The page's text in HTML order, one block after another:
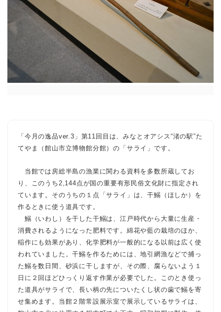
「今月の逸品ver.3」第11回目は、みなとオアシス“渚の駅”た
てやま（館山市立博物館分館）の「サライ」です。
当館では房総半島の漁業に関わる資料を多数所蔵してお
り、このうち2,144点が国の重要有形民俗文化財に指定され
ています。そのうちの１点「サライ」は、干鰯（ほしか）を
作るときに使う道具です。
鰯（いわし）を干した干鰯は、江戸時代から大量に生産・
消費されるようになった肥料です。綿花や藍の栽培のほか、
稲作にも効果があり、化学肥料が一般的になる以前は広く使
われていました。干鰯を作るためには、地引網漁などで捕っ
た鰯を数日間、砂浜に干しますが、その際、腐らないよう１
日に２回ほどひっくり返す作業が必要でした。このとき使っ
た道具がサライで、長い柄の先についたくし状の歯で鰯を寄
せ集めます。当館２階常設展示室で展示しているサライは、